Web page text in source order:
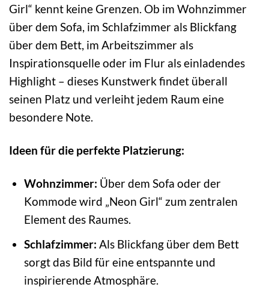
Girl“ kennt keine Grenzen. Ob im Wohnzimmer
über dem Sofa, im Schlafzimmer als Blickfang
über dem Bett, im Arbeitszimmer als
Inspirationsquelle oder im Flur als einladendes
Highlight – dieses Kunstwerk findet überall
seinen Platz und verleiht jedem Raum eine
besondere Note.
Ideen für die perfekte Platzierung:
Wohnzimmer: Über dem Sofa oder der
Kommode wird „Neon Girl“ zum zentralen
Element des Raumes.
Schlafzimmer: Als Blickfang über dem Bett
sorgt das Bild für eine entspannte und
inspirierende Atmosphäre.